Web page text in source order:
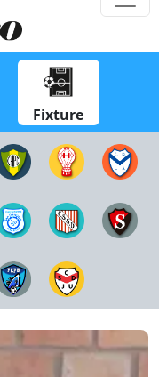
Fixture